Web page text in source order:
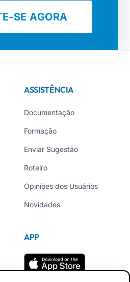
SE AGORA
ASSISTÊNCIA
Documentação
Formação
Enviar Sugestão
Roteiro
Opiniões dos Usuários
Novidades
APP